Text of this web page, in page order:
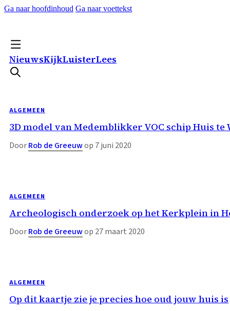
Ga naar hoofdinhoud Ga naar voettekst
NieuwsKijkLuisterLees
ALGEMEEN
3D model van Medemblikker VOC schip Huis
DoorRob de Greeuwop 7 juni 2020
ALGEMEEN
Archeologisch onderzoek op het Kerkplein in
DoorRob de Greeuwop 27 maart 2020
ALGEMEEN
Op dit kaartje zie je precies hoe oud jouw huis is